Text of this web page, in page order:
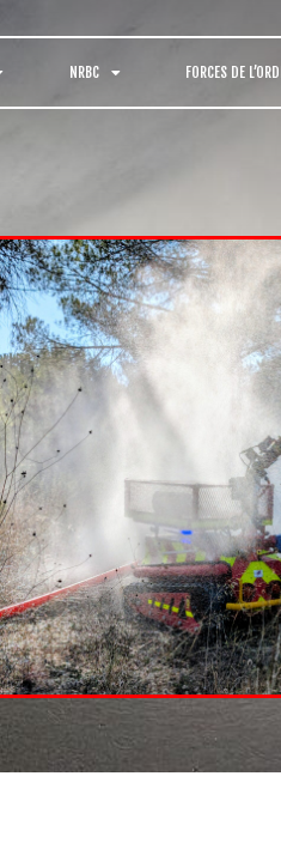
NRBC FORCES DE